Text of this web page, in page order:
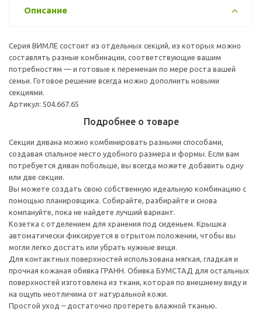
Описание
Серия ВИМЛЕ состоит из отдельных секций, из которых можно
составлять разные комбинации, соответствующие вашим
потребностям — и готовые к переменам по мере роста вашей
семьи. Готовое решение всегда можно дополнить новыми
секциями.
Артикул: 504.667.65
Подробнее о товаре
Секции дивана можно комбинировать разными способами,
создавая спальное место удобного размера и формы. Если вам
потребуется диван побольше, вы всегда можете добавить одну
или две секции.
Вы можете создать свою собственную идеальную комбинацию с
помощью планировщика. Собирайте, разбирайте и снова
компануйте, пока не найдете лучший вариант.
Козетка с отделением для хранения под сиденьем. Крышка
автоматически фиксируется в отрытом положении, чтобы вы
могли легко достать или убрать нужные вещи.
Для контактных поверхностей использована мягкая, гладкая и
прочная кожаная обивка ГРАНН. Обивка БУМСТАД для остальных
поверхностей изготовлена из ткани, которая по внешнему виду и
на ощупь неотличима от натуральной кожи.
Простой уход – достаточно протереть влажной тканью.